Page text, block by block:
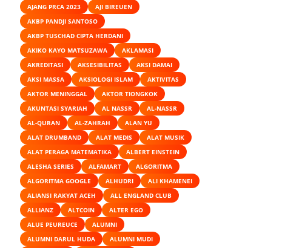
AJANG PRCA 2023
AJI BIREUEN
AKBP PANDJI SANTOSO
AKBP TUSCHAD CIPTA HERDANI
AKIKO KAYO MATSUZAWA
AKLAMASI
AKREDITASI
AKSESIBILITAS
AKSI DAMAI
AKSI MASSA
AKSIOLOGI ISLAM
AKTIVITAS
AKTOR MENINGGAL
AKTOR TIONGKOK
AKUNTASI SYARIAH
AL NASSR
AL-NASSR
AL-QURAN
AL-ZAHRAH
ALAN YU
ALAT DRUMBAND
ALAT MEDIS
ALAT MUSIK
ALAT PERAGA MATEMATIKA
ALBERT EINSTEIN
ALESHA SERIES
ALFAMART
ALGORITMA
ALGORITMA GOOGLE
ALHUDRI
ALI KHAMENEI
ALIANSI RAKYAT ACEH
ALL ENGLAND CLUB
ALLIANZ
ALTCOIN
ALTER EGO
ALUE PEUREUCE
ALUMNI
ALUMNI DARUL HUDA
ALUMNI MUDI